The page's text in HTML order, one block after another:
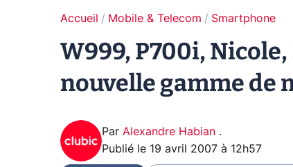
Accueil Mobile & Telecom Smartphone
W999, P700i,
nouvelle gamme de
Par Alexandre Habian .
Publié le 19 avril 2007 à 12h57